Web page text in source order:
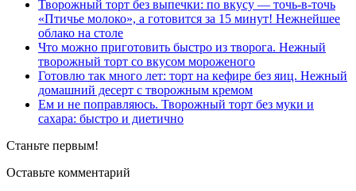
Творожный торт без выпечки: по вкусу — точь-в-точь
«Птичье молоко», а готовится за 15 минут! Нежнейшее
облако на столе
Что можно приготовить быстро из творога. Нежный
творожный торт со вкусом мороженого
Готовлю так много лет: торт на кефире без яиц. Нежный
домашний десерт с творожным кремом
Ем и не поправляюсь. Творожный торт без муки и
сахара: быстро и диетично
Станьте первым!
Оставьте комментарий